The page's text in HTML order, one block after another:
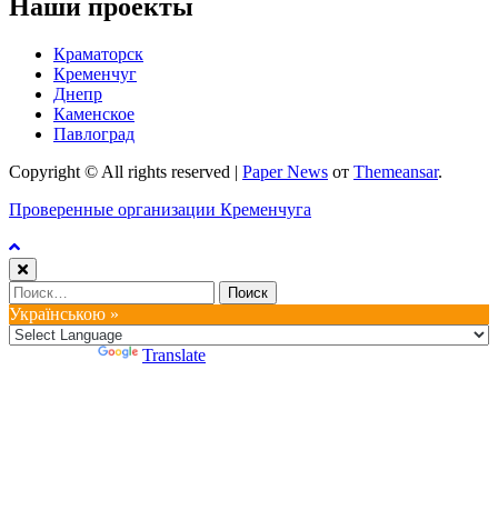
Наши проекты
Краматорск
Кременчуг
Днепр
Каменское
Павлоград
Copyright © All rights reserved | Paper News от Themeansar.
Проверенные организации Кременчуга
Найти:
Українською »
Translate